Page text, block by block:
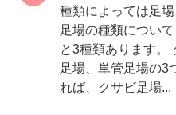
種類によっては足
足場の種類につい
と3種類あります。
足場、単管足場の3
れば、クサビ足場...